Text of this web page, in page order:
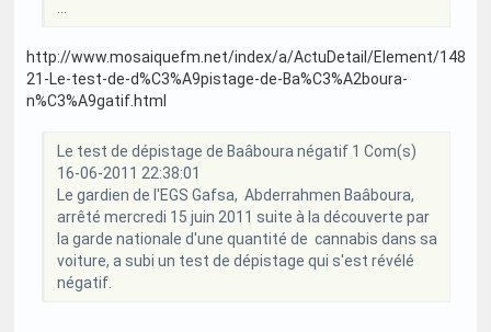
http://www.mosaiquefm.net/index/a/ActuDetail/Element/148
21-Le-test-de-d%C3%A9pistage-de-Ba%C3%A2boura-
n%C3%A9gatif.html
Le test de dépistage de Baâboura négatif 1 Com(s)
16-06-2011 22:38:01
Le gardien de l'EGS Gafsa, Abderrahmen Baâboura,
arrêté mercredi 15 juin 2011 suite à la découverte par
la garde nationale d'une quantité de cannabis dans sa
voiture, a subi un test de dépistage qui s'est révélé
négatif.